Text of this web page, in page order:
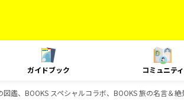
ガイドブック コミュニティ
、BOOKS スペシャルコラボ、BOOKS 旅の名言＆